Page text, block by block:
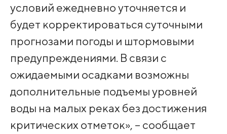
условий ежедневно уточняется и
будет корректироваться суточными
прогнозами погоды и штормовыми
предупреждениями. В связи с
ожидаемыми осадками возможны
дополнительные подъемы уровней
воды на малых реках без достижения
критических отметок», – сообщает